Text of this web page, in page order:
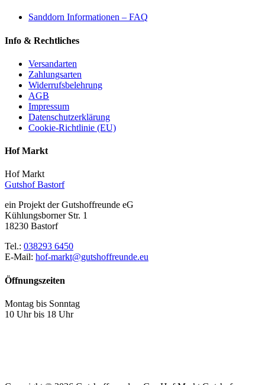
Sanddorn Informationen – FAQ
Info & Rechtliches
Versandarten
Zahlungsarten
Widerrufsbelehrung
AGB
Impressum
Datenschutzerklärung
Cookie-Richtlinie (EU)
Hof Markt
Hof Markt
Gutshof Bastorf
ein Projekt der Gutshoffreunde eG
Kühlungsborner Str. 1
18230 Bastorf
Tel.: 038293 6450
E-Mail: hof-markt@gutshoffreunde.eu
Öffnungszeiten
Montag bis Sonntag
10 Uhr bis 18 Uhr